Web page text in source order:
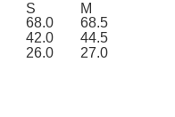
S
M
68.0
68.5
42.0
44.5
26.0 27.0